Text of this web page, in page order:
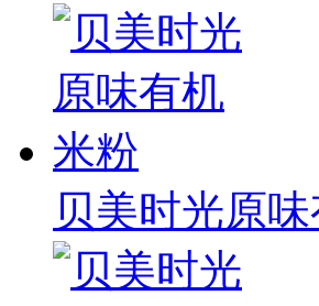
贝美时光原